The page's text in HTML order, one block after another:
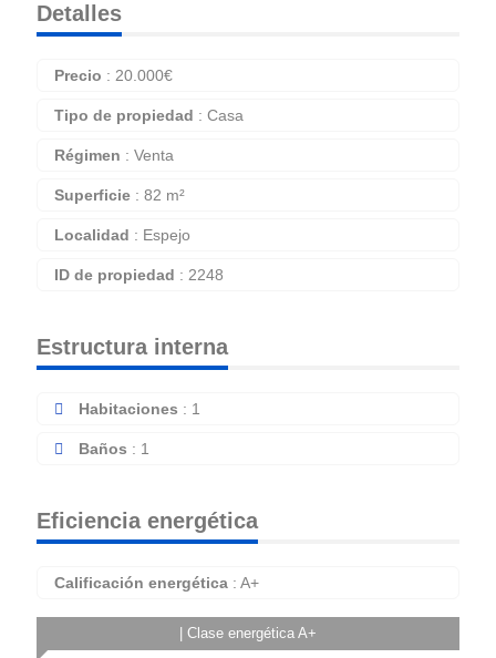
Detalles
Precio : 20.000€
Tipo de propiedad : Casa
Régimen : Venta
Superficie : 82 m²
Localidad : Espejo
ID de propiedad : 2248
Estructura interna
Habitaciones : 1
Baños : 1
Eficiencia energética
Calificación energética : A+
| Clase energética A+